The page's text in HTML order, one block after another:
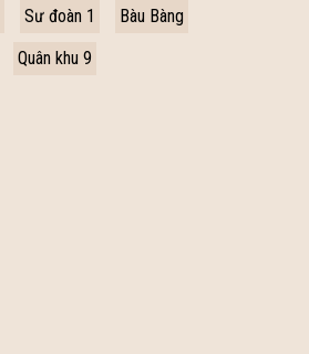
Sư đoàn 1
Bàu Bàng
Quân khu 9